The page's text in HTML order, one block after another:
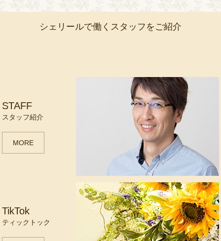
シェリールで働くスタッフをご紹介
STAFF
スタッフ紹介
MORE
TikTok
ティックトック